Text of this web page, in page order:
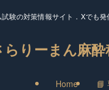
験の対策情報サイト．Xでも発
らりーまん麻
Home 📘